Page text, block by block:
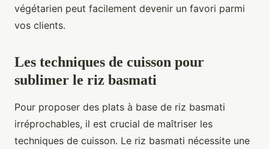
végétarien peut facilement devenir un favori parmi
vos clients.
Les techniques de cuisson pour
sublimer le riz basmati
Pour proposer des plats à base de riz basmati
irréprochables, il est crucial de maîtriser les
techniques de cuisson. Le riz basmati nécessite une